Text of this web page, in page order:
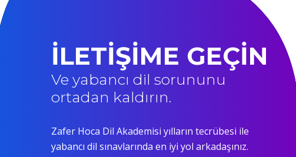
İLETİŞİME GEÇİN
Ve yabancı dil sorununu
ortadan kaldırın.
Zafer Hoca Dil Akademisi yılların tecrübesi ile
yabancı dil sınavlarında en iyi yol arkadaşınız.